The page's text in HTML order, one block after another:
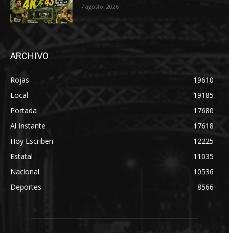
7 agosto, 2026
ARCHIVO
Rojas
19610
Local
19185
Portada
17680
Al Instante
17618
Hoy Escriben
12225
Estatal
11035
Nacional
10536
Deportes
8566